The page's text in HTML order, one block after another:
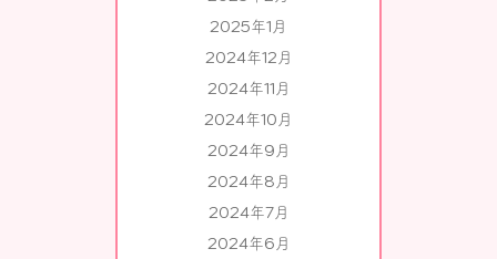
2025年1月
2024年12月
2024年11月
2024年10月
2024年9月
2024年8月
2024年7月
2024年6月